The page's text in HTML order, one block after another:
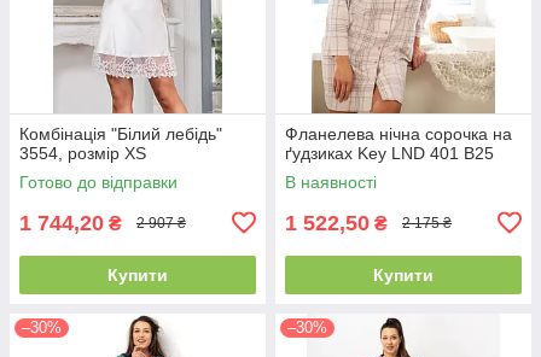
Комбінація "Білий лебідь"
3554, розмір XS
Готово до відправки
1 744,20 ₴ 2 907 ₴
Купити
Фланелева нічна сорочка на
ґудзиках Key LND 401 B25
В наявності
1 522,50 ₴ 2 175 ₴
Купити
–30% –30%